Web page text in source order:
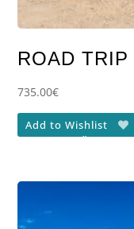
ROAD
735.00€
Add to Wishlist